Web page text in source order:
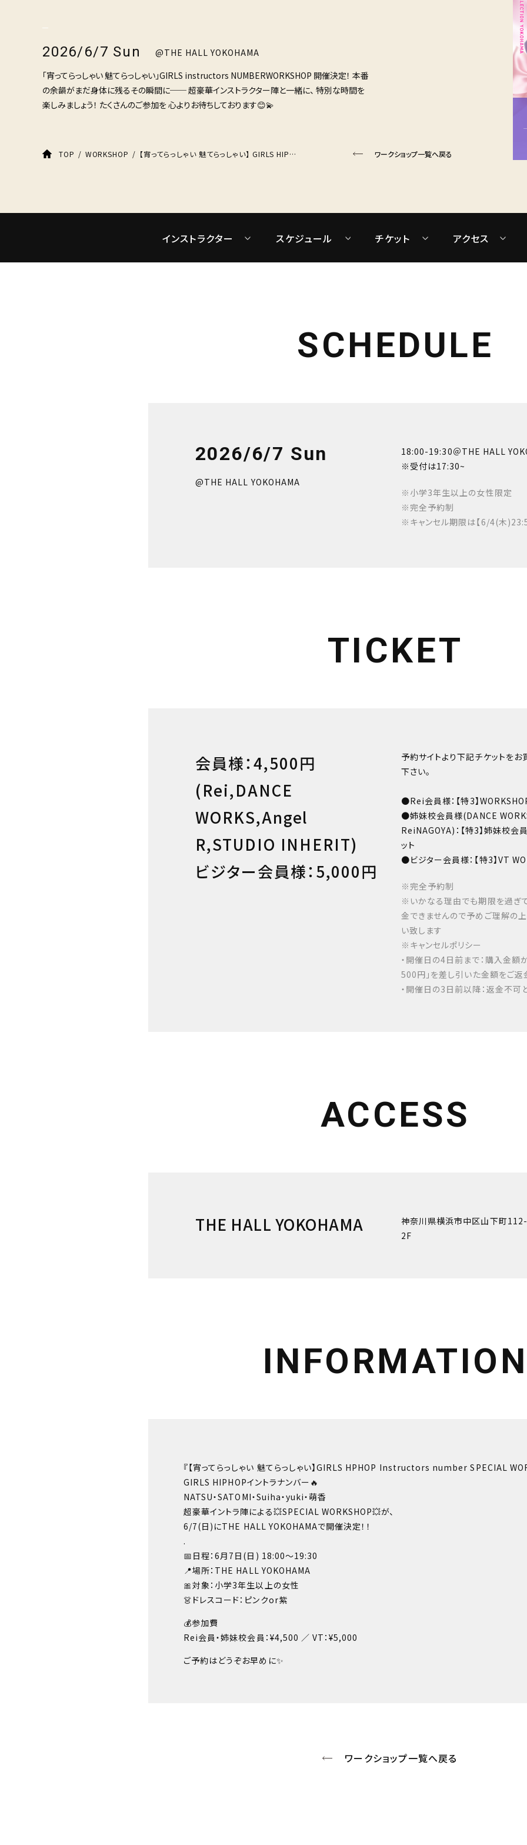
2026/6/7 Sun
@THE HALL YOKOHAMA
「宵ってらっしゃい 魅てらっしゃい」GIRLS instructors NUMBERWORKSHOP 開催決定！ 本番
の余韻がまだ身体に残るその瞬間に── 超豪華インストラクター陣と一緒に、 特別な時間を
楽しみましょう！ たくさんのご参加を 心よりお待ちしております😊💫
TOP WORKSHOP 【宵ってらっしゃい 魅てらっしゃい】 GIRLS HIPHOP Instructors number WORKSHOP ワークショップ一覧へ戻る
インストラクター スケジュール チケット アクセス
SCHEDULE
2026/6/7 Sun
@THE HALL YOKOHAMA
18:00-19:30＠THE HALL
※受付は17:30~
※小学3年生以上の女性限定
※完全予約制
※キャンセル期限は【6/4(木
TICKET
会員様：4,500円
(Rei,DANCE
WORKS,Angel
R,STUDIO INHERIT)
ビジター会員様：5,000円
予約サイトより下記チケットを
下さい。
●Rei会員様：【特3】
●姉妹校会員様(DANCE
ReiNAGOYA)：【特3】姉妹校会
ット
●ビジター会員様：【特3】VT
※完全予約制
※いかなる理由でも期限を過ぎて
金できませんので予めご理解の
い致します
※キャンセルポリシー
・開催日の4日前まで：購入金額
500円」を差し引いた金額をご返
・開催日の3日前以降：返金不可
ACCESS
THE HALL YOKOHAMA
神奈川県横浜市中区山下町112-
2F
INFORMATION
『【宵ってらっしゃい 魅てらっしゃい】GIRLS HPHOP Instructors number SPECIAL
GIRLS HIPHOPイントラナンバー🔥
NATSU・SATOMI・Suiha・yuki・萌香
超豪華イントラ陣による💥SPECIAL WORKSHOP💥が、
6/7(日)にTHE HALL YOKOHAMAで開催決定！！
.
📅日程：6月7日(日) 18:00〜19:30
📍場所：THE HALL YOKOHAMA
🎀対象：小学3年生以上の女性
👗ドレスコード：ピンクor紫
💰参加費
Rei会員・姉妹校会員：¥4,500 ／ VT：¥5,000
ご予約はどうぞお早めに✨
ワークショップ一覧へ戻る